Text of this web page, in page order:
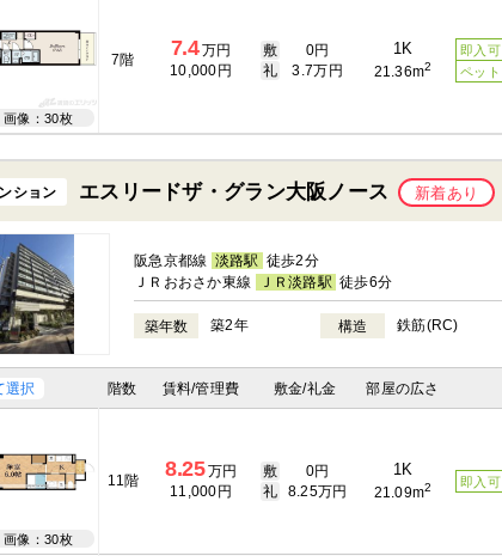
画像：30枚
7階 7.4万円
10,000円
敷
0円
礼
3.7万円
1K
21.36m2
即入可
ペット
ション エスリードザ・グラン大阪ノース 新着あり
阪急京都線 淡路駅 徒歩2分
ＪＲおおさか東線
ＪＲ淡路駅 徒歩6分
築年数 築2年 構造 鉄筋(RC)
選択 階数 賃料/管理費 敷金/礼金 部屋の広さ
画像：30枚
11階 8.25万円
11,000円
敷
0円
礼
8.25万円
1K
21.09m2 即入可